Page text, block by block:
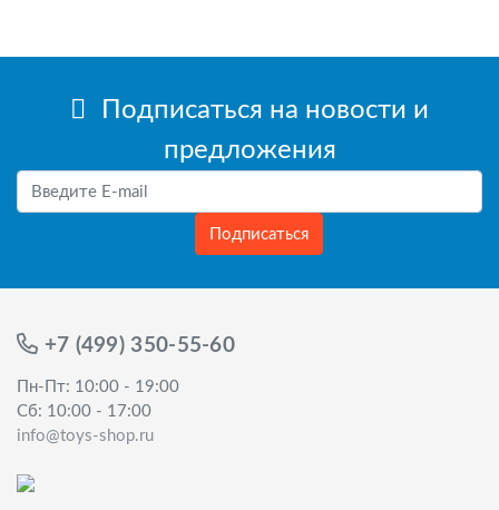
Подписаться на новости и
предложения
Подписаться
+7 (499) 350-55-60
Пн-Пт: 10:00 - 19:00
Сб: 10:00 - 17:00
info@toys-shop.ru